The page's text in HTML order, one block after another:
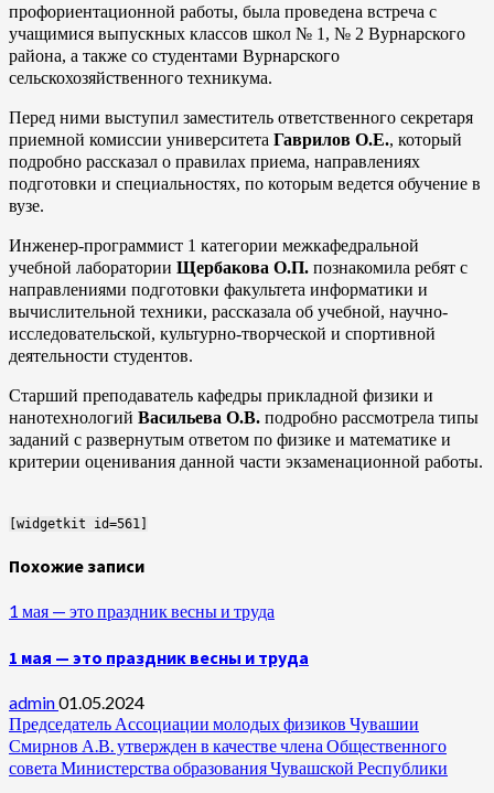
профориентационной работы, была проведена встреча с
учащимися выпускных классов школ № 1, № 2 Вурнарского
района, а также со студентами Вурнарского
сельскохозяйственного техникума.
Перед ними выступил заместитель ответственного секретаря
приемной комиссии университета Гаврилов О.Е., который
подробно рассказал о правилах приема, направлениях
подготовки и специальностях, по которым ведется обучение в
вузе.
Инженер-программист 1 категории межкафедральной
учебной лаборатории Щербакова О.П. познакомила ребят с
направлениями подготовки факультета информатики и
вычислительной техники, рассказала об учебной, научно-
исследовательской, культурно-творческой и спортивной
деятельности студентов.
Старший преподаватель кафедры прикладной физики и
нанотехнологий Васильева О.В. подробно рассмотрела типы
заданий с развернутым ответом по физике и математике и
критерии оценивания данной части экзаменационной работы.
[widgetkit id=561]
Похожие записи
1 мая — это праздник весны и труда
1 мая — это праздник весны и труда
admin01.05.2024
Председатель Ассоциации молодых физиков Чувашии
Смирнов А.В. утвержден в качестве члена Общественного
совета Министерства образования Чувашской Республики